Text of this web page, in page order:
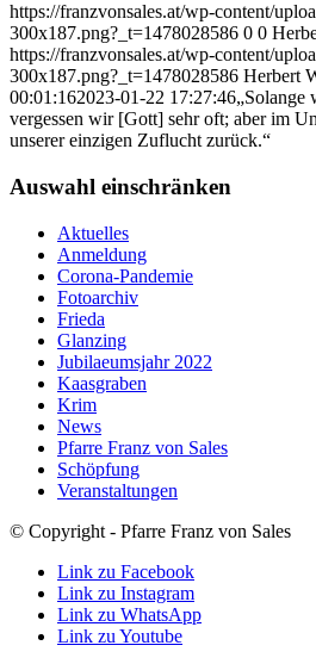
https://franzvonsales.at/wp-content/
300x187.png?_t=1478028586 0 0
https://franzvonsales.at/wp-content/
300x187.png?_t=1478028586 Herbert
00:01:162023-01-22 17:27:46„Solange
vergessen wir [Gott] sehr oft; aber im
unserer einzigen Zuflucht zurück.“
Auswahl einschränken
Aktuelles
Anmeldung
Corona-Pandemie
Fotoarchiv
Frieda
Glanzing
Jubilaeumsjahr 2022
Kaasgraben
Krim
News
Pfarre Franz von Sales
Schöpfung
Veranstaltungen
© Copyright - Pfarre Franz von Sales
Link zu Facebook
Link zu Instagram
Link zu WhatsApp
Link zu Youtube